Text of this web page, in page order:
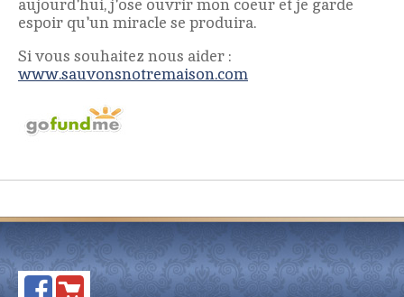
aujourd'hui, j'ose ouvrir mon coeur et je garde
espoir qu'un miracle se produira.
Si vous souhaitez nous aider :
www.sauvonsnotremaison.com